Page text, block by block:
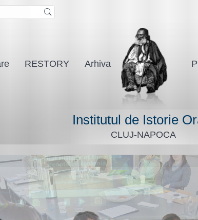
RESTORY
Arhiva
Institutul de Istorie
CLUJ-NAPOCA